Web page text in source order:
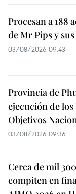
Procesan a 188
de Mr Pips y
03/08/2026 09:43
Provincia de
ejecución de
Objetivos
03/08/2026 09:36
Cerca de mil
compiten en